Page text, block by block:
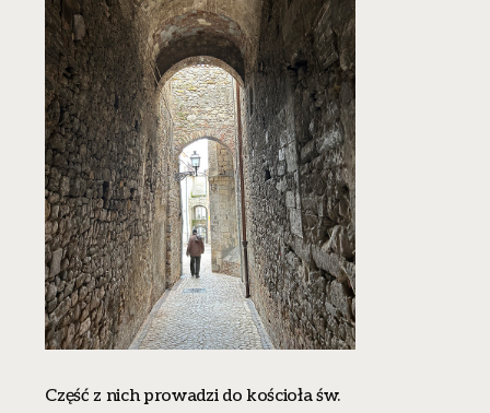
Część z nich prowadzi do kościoła św.